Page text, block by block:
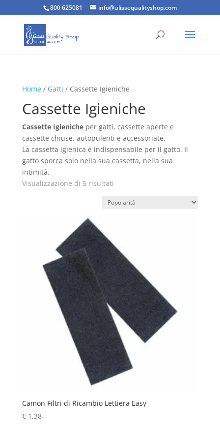
800 625081 info@ulissequalityshop.com
Home/ Gatti / Cassette Igieniche
Cassette Igieniche
Cassette Igienicheper gatti, cassette aperte e
cassette chiuse, autopulenti e accessoriate.
La cassetta igienica è indispensabile per il gatto. Il
gatto sporca solo nella sua cassetta, nella sua
intimità.
Visualizzazione di 5 risultatiPopolarità
Camon Filtri di Ricambio Lettiera Easy
€1,38